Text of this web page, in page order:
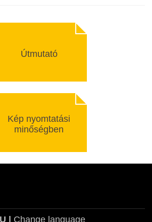
Útmutató
Kép nyomtatási
minőségben
| Change language